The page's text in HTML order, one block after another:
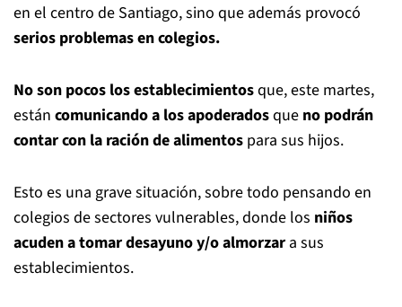
en el centro de Santiago, sino que además provocó
serios problemas en colegios.
No son pocos los establecimientosque, este martes,
están comunicando a los apoderadosque no podrán
contar con la ración de alimentos para sus hijos.
Esto es una grave situación, sobre todo pensando en
colegios de sectores vulnerables, donde los niños
acuden a tomar desayuno y/o almorzar a sus
establecimientos.